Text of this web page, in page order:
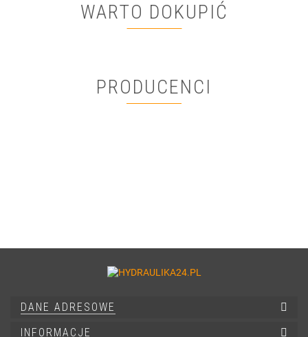
WARTO DOKUPIĆ
PRODUCENCI
DANE ADRESOWE
INFORMACJE